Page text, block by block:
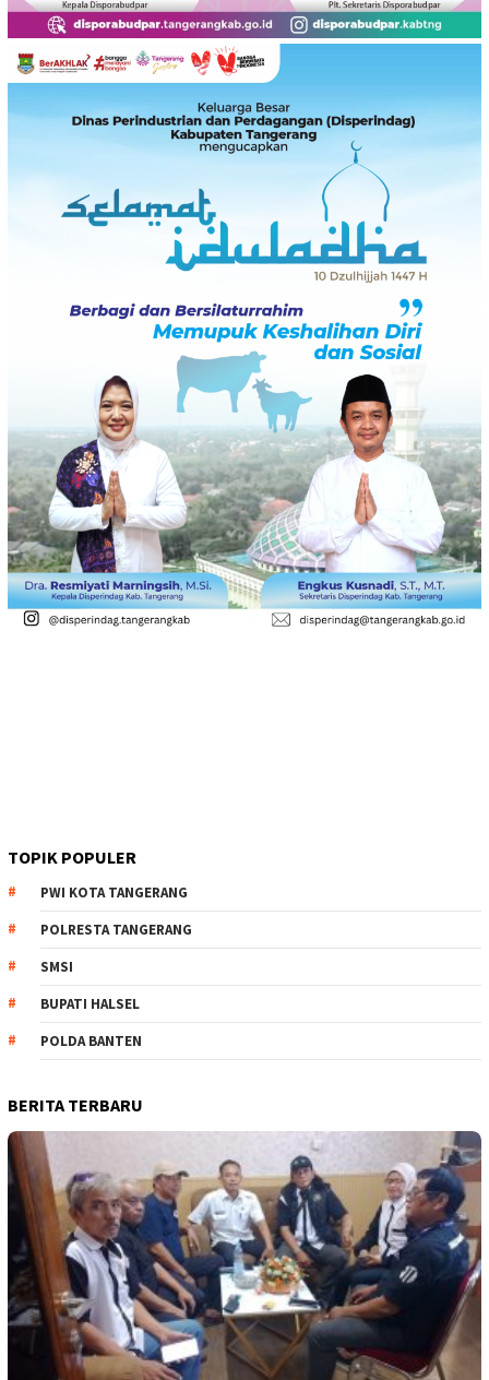
TOPIK POPULER
PWI KOTA TANGERANG
POLRESTA TANGERANG
SMSI
BUPATI HALSEL
POLDA BANTEN
BERITA TERBARU